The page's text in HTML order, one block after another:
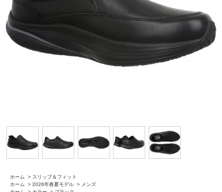
ホーム > スリップ＆フィット
ホーム
> 2026年春夏モデル > メンズ